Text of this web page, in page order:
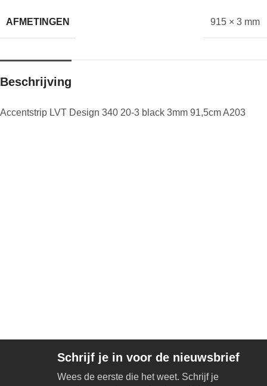
AFMETINGEN 915 × 3 mm
Beschrijving
Accentstrip LVT Design 340 20-3 black 3mm 91,5cm A203
Schrijf je in voor de nieuwsbrief
Wees de eerste die het weet. Schrijf je